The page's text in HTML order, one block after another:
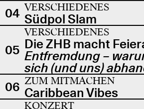
04 VERSCHIEDENES
Südpol Slam
05
VERSCHIEDENES
Die ZHB macht
Entfremdung –
sich (und uns)
06 ZUM MITMACHEN
Caribbean Vibes
KONZERT